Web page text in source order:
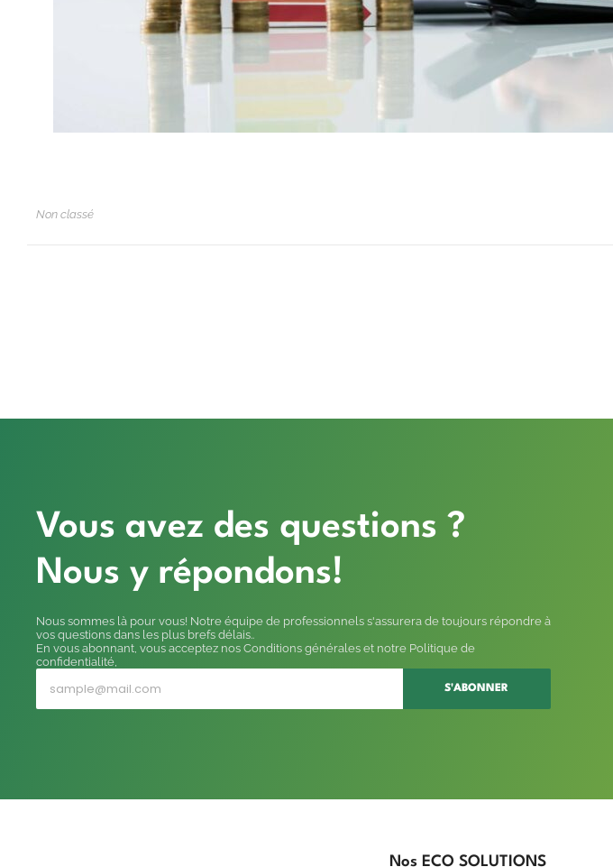
Non classé
Vous avez des questions ?
Nous y répondons!
Nous sommes là pour vous! Notre équipe de professionnels s'assurera de toujours répondre à
vos questions dans les plus brefs délais..
En vous abonnant, vous acceptez nos Conditions générales et notre Politique de
confidentialité,
S'ABONNER
Nos ECO SOLUTIONS